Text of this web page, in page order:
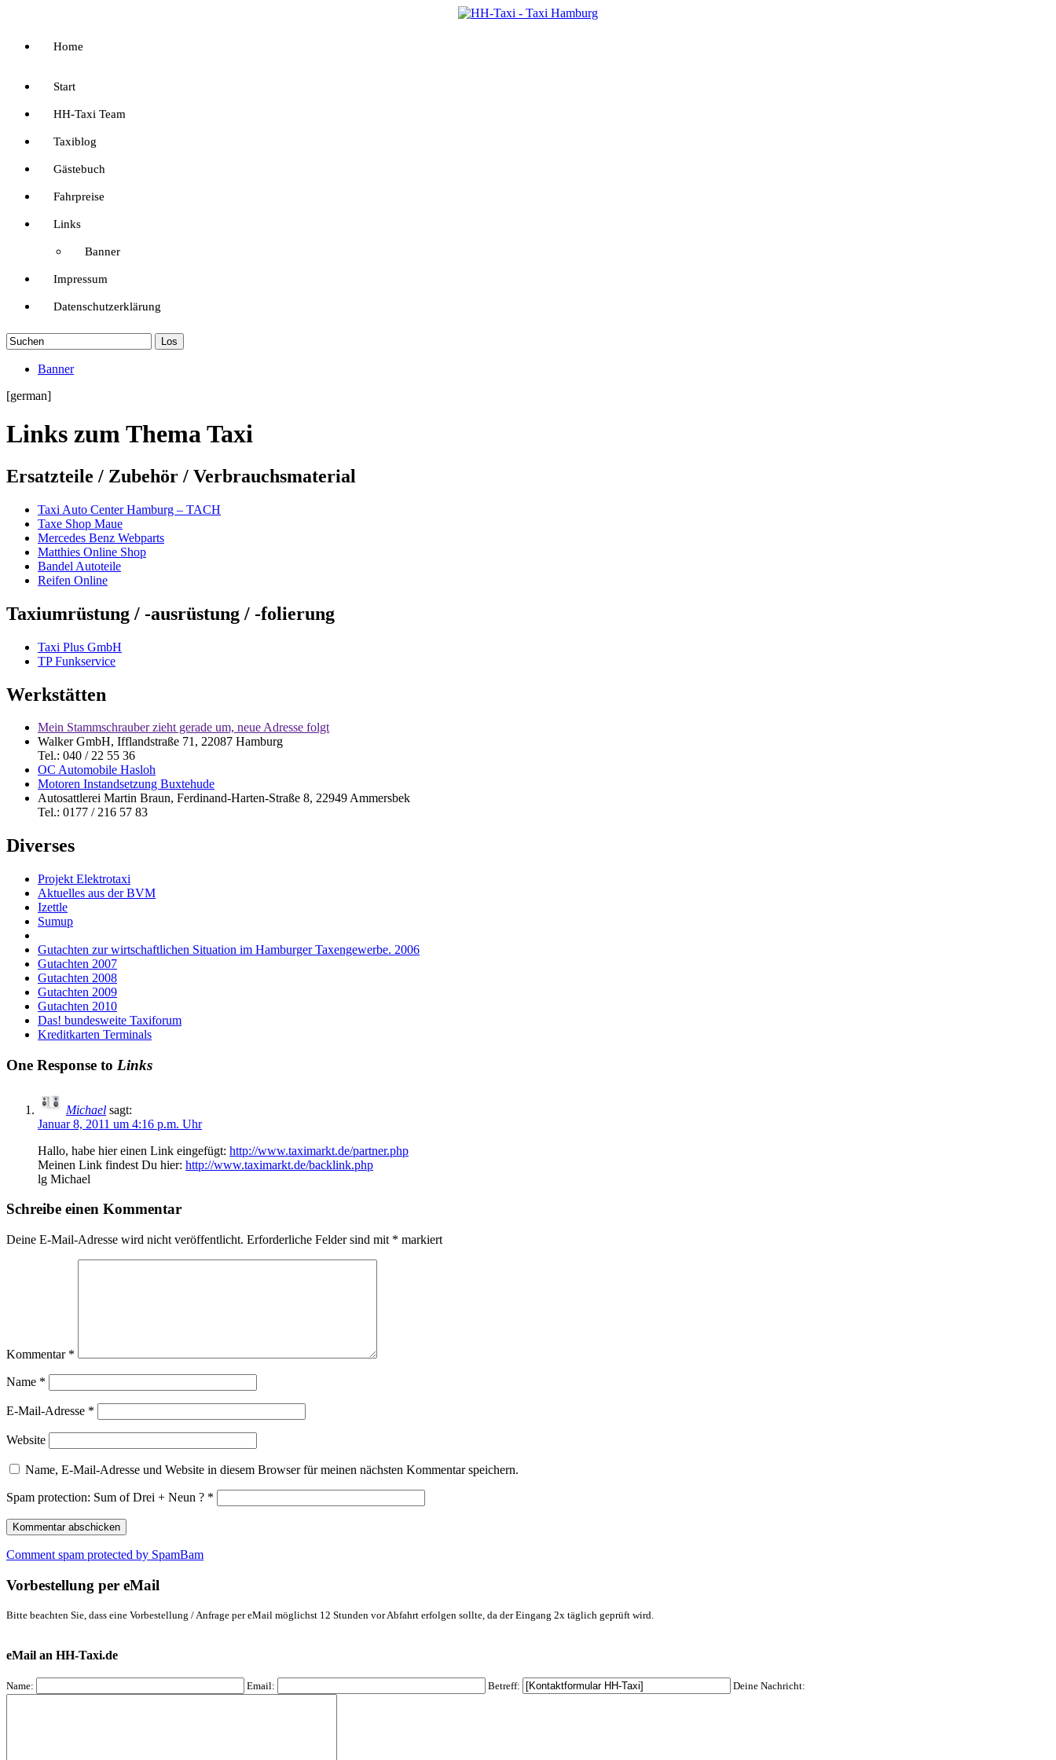
Home
Start
HH-Taxi Team
Taxiblog
Gästebuch
Fahrpreise
Links
Banner
Impressum
Datenschutzerklärung
Banner
[german]
Links zum Thema Taxi
Ersatzteile / Zubehör / Verbrauchsmaterial
Taxi Auto Center Hamburg – TACH
Taxe Shop Maue
Mercedes Benz Webparts
Matthies Online Shop
Bandel Autoteile
Reifen Online
Taxiumrüstung / -ausrüstung / -folierung
Taxi Plus GmbH
TP Funkservice
Werkstätten
Mein Stammschrauber zieht gerade um, neue Adresse folgt
Walker GmbH, Ifflandstraße 71, 22087 Hamburg
Tel.: 040 / 22 55 36
OC Automobile Hasloh
Motoren Instandsetzung Buxtehude
Autosattlerei Martin Braun, Ferdinand-Harten-Straße 8, 22949 Ammersbek
Tel.: 0177 / 216 57 83
Diverses
Projekt Elektrotaxi
Aktuelles aus der BVM
Izettle
Sumup
Gutachten zur wirtschaftlichen Situation im Hamburger Taxengewerbe. 2006
Gutachten 2007
Gutachten 2008
Gutachten 2009
Gutachten 2010
Das! bundesweite Taxiforum
Kreditkarten Terminals
One Response to Links
Michael sagt:
Januar 8, 2011 um 4:16 p.m. Uhr
Hallo, habe hier einen Link eingefügt: http://www.taximarkt.de/partner.php
Meinen Link findest Du hier: http://www.taximarkt.de/backlink.php
lg Michael
Schreibe einen Kommentar
Deine E-Mail-Adresse wird nicht veröffentlicht. Erforderliche Felder sind mit * markiert
Kommentar *
Name *
E-Mail-Adresse *
Website
Name, E-Mail-Adresse und Website in diesem Browser für meinen nächsten Kommentar speichern.
Spam protection: Sum of Drei + Neun ? *
Comment spam protected by SpamBam
Vorbestellung per eMail
Bitte beachten Sie, dass eine Vorbestellung / Anfrage per eMail möglichst 12 Stunden vor Abfahrt erfolgen sollte, da der Eingang 2x täglich geprüft wird.
eMail an HH-Taxi.de
Name: Email: Betreff: Deine Nachricht: